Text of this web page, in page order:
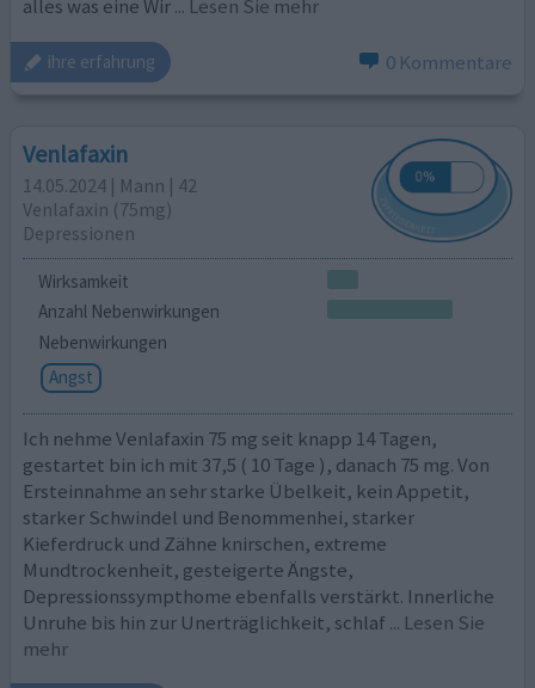
alles was eine Wir... Lesen Sie mehr
ihre erfahrung 0 Kommentare
Venlafaxin
14.05.2024 | Mann | 42
Venlafaxin (75mg)
Depressionen
Wirksamkeit
Anzahl Nebenwirkungen
Nebenwirkungen
Angst
Ich nehme Venlafaxin 75 mg seit knapp 14 Tagen,
gestartet bin ich mit 37,5 ( 10 Tage ), danach 75 mg. Von
Ersteinnahme an sehr starke Übelkeit, kein Appetit,
starker Schwindel und Benommenhei, starker
Kieferdruck und Zähne knirschen, extreme
Mundtrockenheit, gesteigerte Ängste,
Depressionssympthome ebenfalls verstärkt. Innerliche
Unruhe bis hin zur Unerträglichkeit, schlaf ... Lesen Sie
mehr